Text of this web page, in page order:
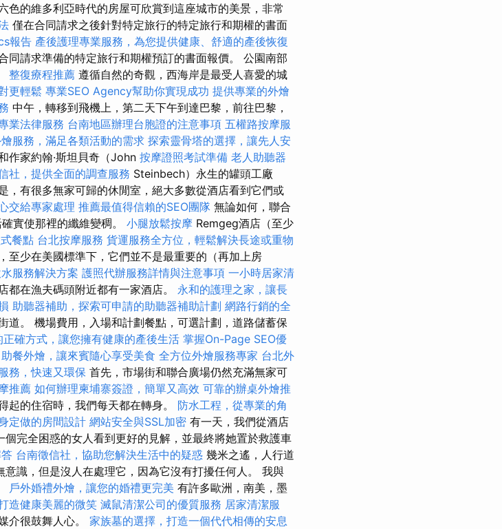
色的維多利亞時代的房屋可欣賞到這座城市的美景，非常
僅在合同請求之後針對特定旅行的特定旅行和期權的書面
報告 產後護理專業服務，為您提供健康、舒適的產後恢復
同請求準備的特定旅行和期權預訂的書面報價。 公園南部
整復療程推薦 遵循自然的奇觀，西海岸是最受人喜愛的城
更輕鬆 專業SEO Agency幫助你實現成功 提供專業的外燴
中午，轉移到飛機上，第二天下午到達巴黎，前往巴黎，
業法律服務 台南地區辦理台胞證的注意事項 五權路按摩服
服務，滿足各類活動的需求 探索靈骨塔的選擇，讓先人安
作家約翰·斯坦貝奇（John 按摩證照考試準備 老人助聽器
社，提供全面的調查服務 Steinbech）永生的罐頭工廠
，有很多無家可歸的休閒室，絕大多數從酒店看到它們或
交給專家處理 推薦最值得信賴的SEO團隊 無論如何，聯合
實使那裡的纖維變稠。 小腿放鬆按摩 Remgeg酒店（至少
餐點 台北按摩服務 貨運服務全方位，輕鬆解決長途或重物
至少在美國標準下，它們並不是最重要的（再加上房
服務解決方案 護照代辦服務詳情與注意事項 一小時居家清
都在漁夫碼頭附近都有一家酒店。 永和的護理之家，讓長
助聽器補助，探索可申請的助聽器補助計劃 網路行銷的全
道。 機場費用，入場和計劃餐點，可選計劃，道路儲蓄保
確方式，讓您擁有健康的產後生活 掌握On-Page SEO優
助餐外燴，讓來賓隨心享受美食 全方位外燴服務專家 台北外
務，快速又環保 首先，市場街和聯合廣場仍然充滿無家可
推薦 如何辦理柬埔寨簽證，簡單又高效 可靠的辦桌外燴推
起的住宿時，我們每天都在轉身。 防水工程，從專業的角
定做的房間設計 網站安全與SSL加密 有一天，我們從酒店
完全困惑的女人看到更好的見解，並最終將她置於救護車
台南徵信社，協助您解決生活中的疑惑 幾米之遙，人行道
意識，但是沒人在處理它，因為它沒有打擾任何人。 我與
戶外婚禮外燴，讓您的婚禮更完美 有許多歐洲，南美，墨
造健康美麗的微笑 滅鼠清潔公司的優質服務 居家清潔服
介很鼓舞人心。 家族墓的選擇，打造一個代代相傳的安息